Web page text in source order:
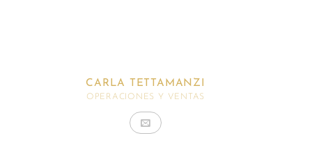
CARLA TETTAMANZI
OPERACIONES Y VENTAS